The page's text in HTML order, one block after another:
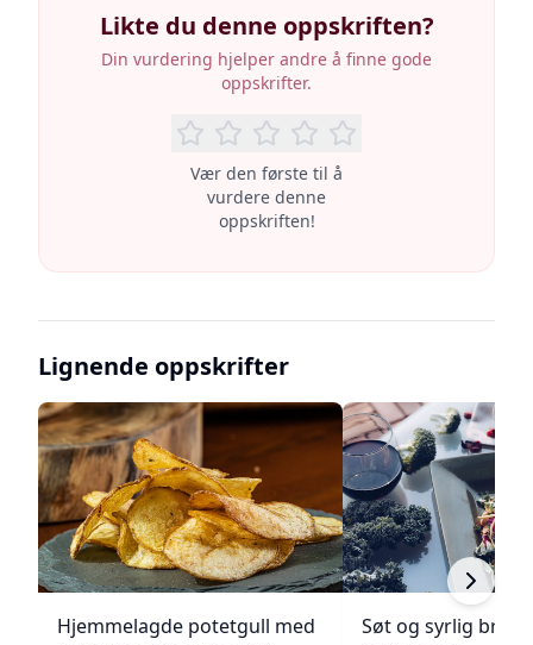
Likte du denne oppskriften?
Din vurdering hjelper andre å finne gode
oppskrifter.
Vær den første til å
vurdere denne
oppskriften!
Lignende oppskrifter
Hjemmelagde potetgull med
Søt og syrlig